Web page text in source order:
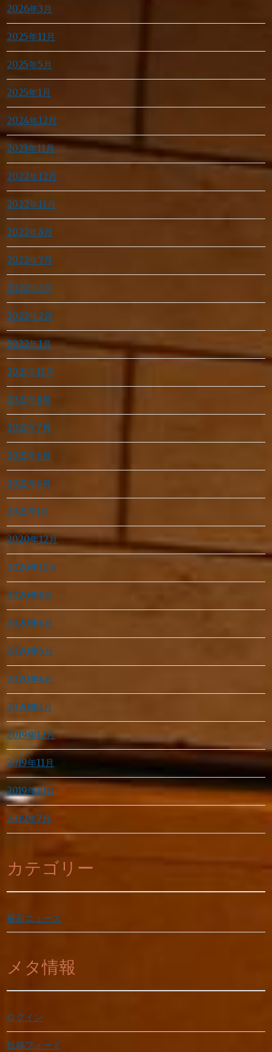
2026年3月
2025年11月
2025年5月
2025年1月
2024年12月
2023年11月
2022年12月
2022年11月
2022年8月
2022年7月
2022年3月
2022年2月
2022年1月
2021年11月
2021年8月
2021年7月
2021年6月
2021年5月
2021年1月
2020年12月
2020年10月
2020年8月
2020年6月
2020年5月
2020年4月
2020年1月
2019年12月
2019年11月
2019年10月
2019年7月
カテゴリー
最新ニュース
メタ情報
ログイン
投稿フィード